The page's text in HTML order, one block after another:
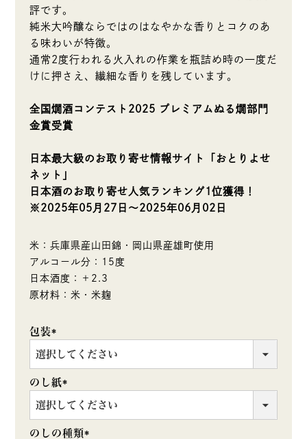
評です。
純米大吟醸ならではのはなやかな香りとコクのあ
る味わいが特徴。
通常2度行われる火入れの作業を瓶詰め時の一度だ
けに押さえ、繊細な香りを残しています。
全国燗酒コンテスト2025 プレミアムぬる燗部門
金賞受賞
日本最大級のお取り寄せ情報サイト「おとりよせ
ネット」
日本酒のお取り寄せ人気ランキング1位獲得！
※2025年05月27日～2025年06月02日
米：兵庫県産山田錦・岡山県産雄町使用
アルコール分：15度
日本酒度：＋2.3
原材料：米・米麹
包装
(必
須)
のし紙
(必
須)
のしの種類